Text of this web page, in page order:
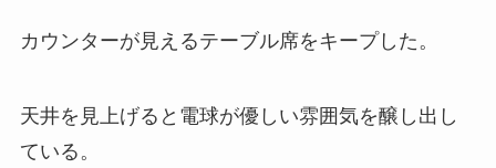
カウンターが見えるテーブル席をキープした。
天井を見上げると電球が優しい雰囲気を醸し出し
ている。